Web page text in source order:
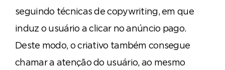
seguindo técnicas de copywriting, em que
induz o usuário a clicar no anúncio pago.
Deste modo, o criativo também consegue
chamar a atenção do usuário, ao mesmo